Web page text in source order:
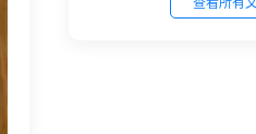
查看所有